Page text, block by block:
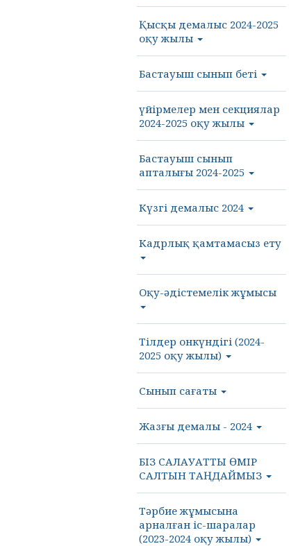
Қысқы демалыс 2024-2025
оқу жылы
Бастауыш сынып беті
үйірмелер мен секциялар
2024-2025 оқу жылы
Бастауыш сынып
апталығы 2024-2025
Күзгі демалыс 2024
Кадрлық қамтамасыз ету
Оқу-әдістемелік жұмысы
Тілдер онкүндігі (2024-
2025 оқу жылы)
Сынып сағаты
Жазғы демалы - 2024
БІЗ САЛАУАТТЫ ӨМІР
САЛТЫН ТАҢДАЙМЫЗ
Тәрбие жұмысына
арналған іс-шаралар
(2023-2024 оқу жылы)